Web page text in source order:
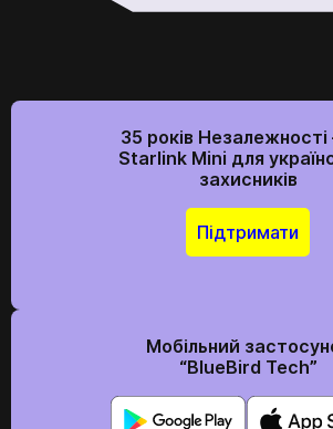
35 років
Starlink Mini для
захисників
Підтримати
Мобільний
“BlueBird Tech”